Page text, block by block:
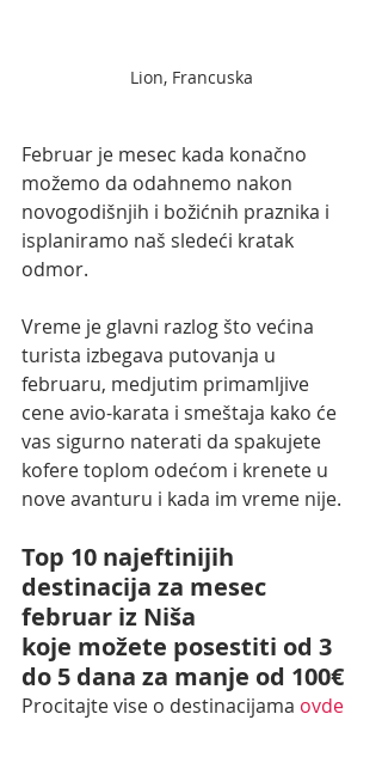
Lion, Francuska
Februar je mesec kada konačno
možemo da odahnemo nakon
novogodišnjih i božićnih praznika i
isplaniramo naš sledeći kratak
odmor.
Vreme je glavni razlog što većina
turista izbegava putovanja u
februaru, medjutim primamljive
cene avio-karata i smeštaja kako će
vas sigurno naterati da spakujete
kofere toplom odećom i krenete u
nove avanturu i kada im vreme nije.
Top 10 najeftinijih
destinacija za mesec
februar iz Niša
koje možete posestiti od 3
do 5 dana za manje od 100€
Procitajte vise o destinacijama ovde